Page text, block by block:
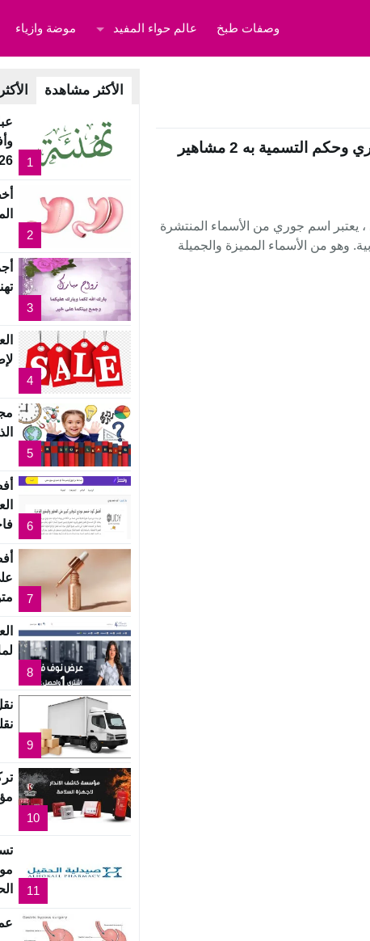
وصفات طبخ عالم حواء المفيد موضة وازياء
معنى اسم جوري وحكم التسمية به 2 مشاهير
اسم جوري من الأسماء المنتشرة
وهو من الأسماء المميزة والجميلة
الأكثر مشاهدة
1
2
3
4
5
6
7
8
9
10
11